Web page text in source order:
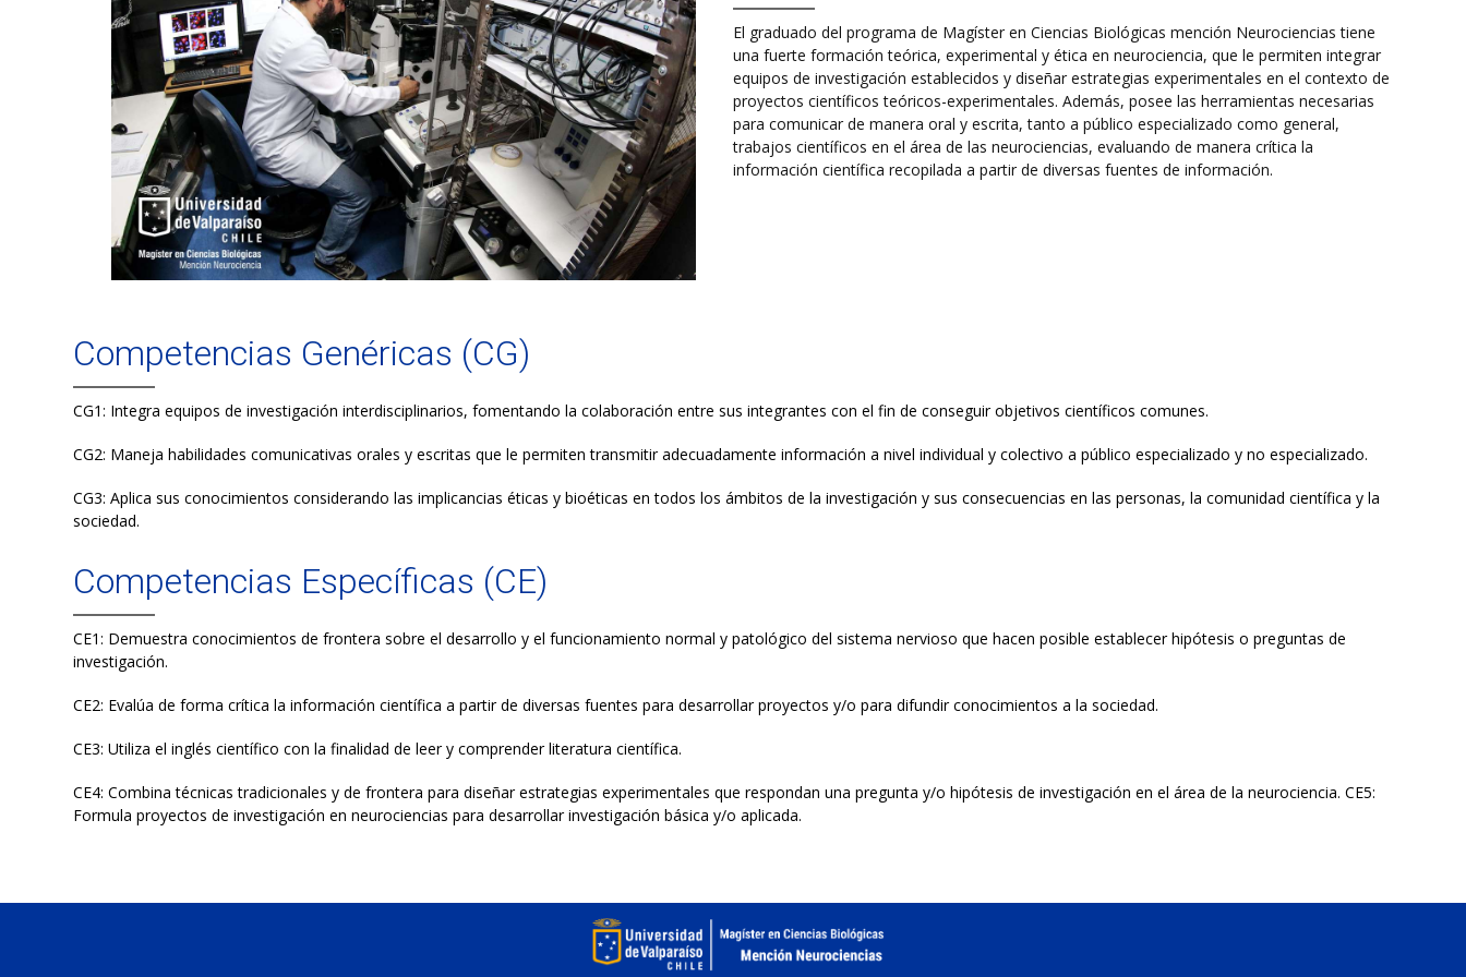
El graduado del programa de Magíster en Ciencias Biológicas mención Neurociencias tiene
una fuerte formación teórica, experimental y ética en neurociencia, que le permiten integrar
equipos de investigación establecidos y diseñar estrategias experimentales en el contexto de
proyectos científicos teóricos-experimentales. Además, posee las herramientas necesarias
para comunicar de manera oral y escrita, tanto a público especializado como general,
trabajos científicos en el área de las neurociencias, evaluando de manera crítica la
información científica recopilada a partir de diversas fuentes de información.
Competencias Genéricas (CG)
CG1: Integra equipos de investigación interdisciplinarios, fomentando la colaboración entre sus integrantes con el fin de conseguir objetivos científicos comunes.
CG2: Maneja habilidades comunicativas orales y escritas que le permiten transmitir adecuadamente información a nivel individual y colectivo a público especializado y no especializado.
CG3: Aplica sus conocimientos considerando las implicancias éticas y bioéticas en todos los ámbitos de la investigación y sus consecuencias en las personas, la comunidad científica y la
sociedad.
Competencias Específicas (CE)
CE1: Demuestra conocimientos de frontera sobre el desarrollo y el funcionamiento normal y patológico del sistema nervioso que hacen posible establecer hipótesis o preguntas de
investigación.
CE2: Evalúa de forma crítica la información científica a partir de diversas fuentes para desarrollar proyectos y/o para difundir conocimientos a la sociedad.
CE3: Utiliza el inglés científico con la finalidad de leer y comprender literatura científica.
CE4: Combina técnicas tradicionales y de frontera para diseñar estrategias experimentales que respondan una pregunta y/o hipótesis de investigación en el área de la neurociencia. CE5:
Formula proyectos de investigación en neurociencias para desarrollar investigación básica y/o aplicada.